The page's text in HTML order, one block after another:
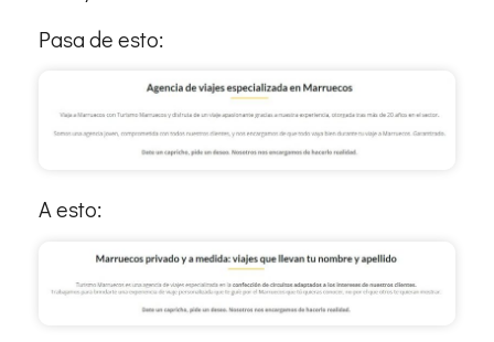
Pasa de esto:
A esto: